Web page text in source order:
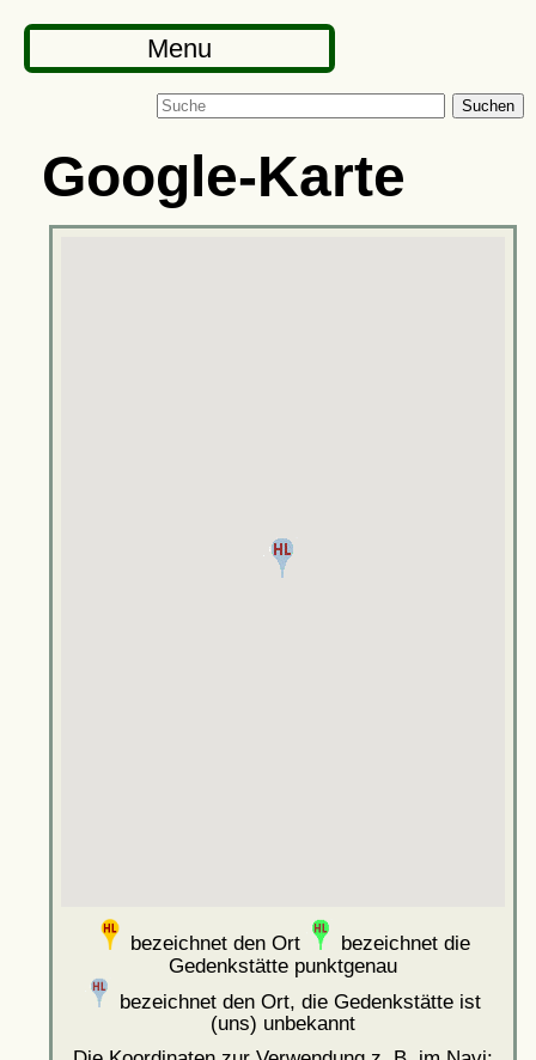
Menu
Suchen
Google-Karte
bezeichnet den Ort
bezeichnet die
Gedenkstätte punktgenau
bezeichnet den Ort, die Gedenkstätte ist
(uns) unbekannt